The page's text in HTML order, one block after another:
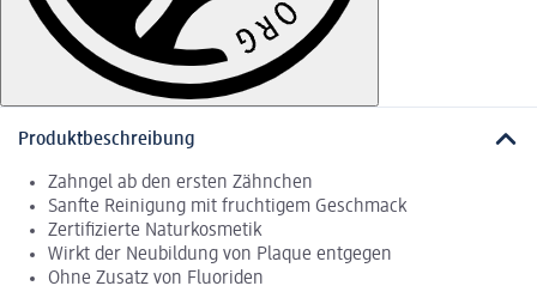
Produktbeschreibung
Zahngel ab den ersten Zähnchen
Sanfte Reinigung mit fruchtigem Geschmack
Zertifizierte Naturkosmetik
Wirkt der Neubildung von Plaque entgegen
Ohne Zusatz von Fluoriden